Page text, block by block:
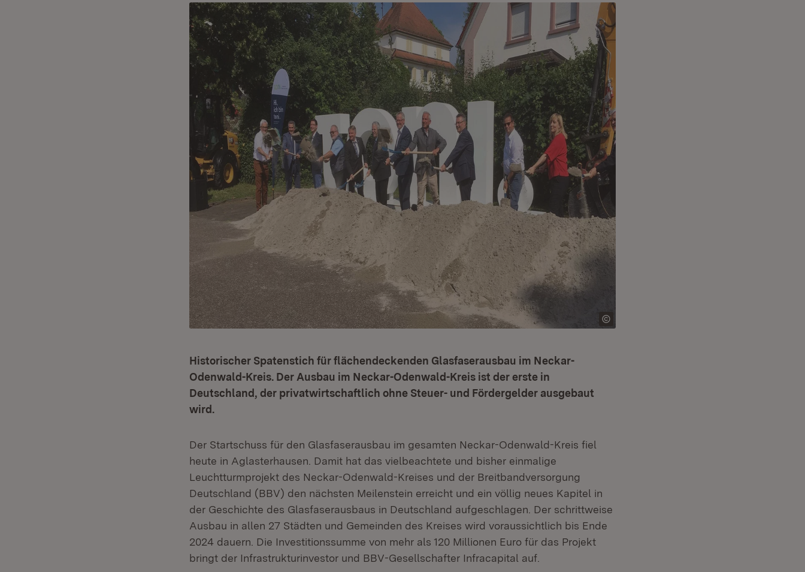
Historischer Spatenstich für flächendeckenden Glasfaserausbau im Neckar-
Odenwald-Kreis. Der Ausbau im Neckar-Odenwald-Kreis ist der erste in
Deutschland, der privatwirtschaftlich ohne Steuer- und Fördergelder ausgebaut
wird.
Der Startschuss für den Glasfaserausbau im gesamten Neckar-Odenwald-Kreis fiel
heute in Aglasterhausen. Damit hat das vielbeachtete und bisher einmalige
Leuchtturmprojekt des Neckar-Odenwald-Kreises und der Breitbandversorgung
Deutschland (BBV) den nächsten Meilenstein erreicht und ein völlig neues Kapitel in
der Geschichte des Glasfaserausbaus in Deutschland aufgeschlagen. Der schrittweise
Ausbau in allen 27 Städten und Gemeinden des Kreises wird voraussichtlich bis Ende
2024 dauern. Die Investitionssumme von mehr als 120 Millionen Euro für das Projekt
bringt der Infrastrukturinvestor und BBV-Gesellschafter Infracapital auf.